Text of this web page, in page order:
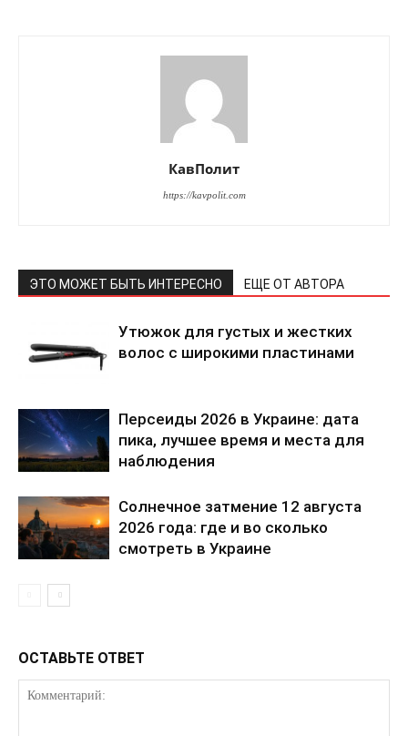
КавПолит
https://kavpolit.com
ЭТО МОЖЕТ БЫТЬ ИНТЕРЕСНО ЕЩЕ ОТ АВТОРА
Утюжок для густых и жестких
волос с широкими пластинами
Персеиды 2026 в Украине: дата
пика, лучшее время и места для
наблюдения
Солнечное затмение 12 августа
2026 года: где и во сколько
смотреть в Украине
ОСТАВЬТЕ ОТВЕТ